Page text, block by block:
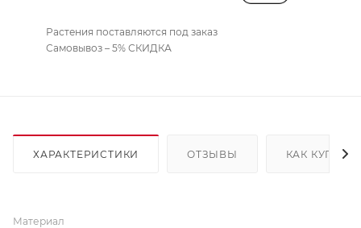
Растения поставляются под заказ
Самовывоз – 5% СКИДКА
ХАРАКТЕРИСТИКИ ОТЗЫВЫ КАК КУПИТЬ
Материал